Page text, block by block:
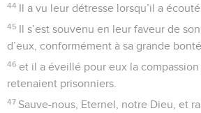
44 Il a vu leur détresse lorsqu’il a
45 Il s’est souvenu en leur faveur de
d’eux, conformément à sa grande bonté,
46 et il a éveillé pour eux la
retenaient prisonniers.
47 Sauve-nous, Eternel, notre Dieu, et